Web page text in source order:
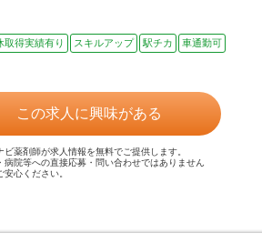
取得実績有り スキルアップ 駅チカ
車通勤可
この求人に興味がある
ビ薬剤師が求人情報を無料でご提供します。
病院等への直接応募・問い合わせではありません
安心ください。